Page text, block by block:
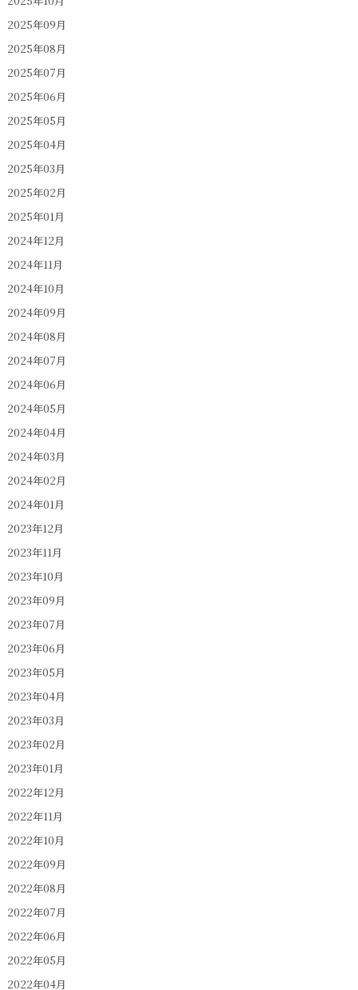
2025年09月
2025年08月
2025年07月
2025年06月
2025年05月
2025年04月
2025年03月
2025年02月
2025年01月
2024年12月
2024年11月
2024年10月
2024年09月
2024年08月
2024年07月
2024年06月
2024年05月
2024年04月
2024年03月
2024年02月
2024年01月
2023年12月
2023年11月
2023年10月
2023年09月
2023年07月
2023年06月
2023年05月
2023年04月
2023年03月
2023年02月
2023年01月
2022年12月
2022年11月
2022年10月
2022年09月
2022年08月
2022年07月
2022年06月
2022年05月
2022年04月